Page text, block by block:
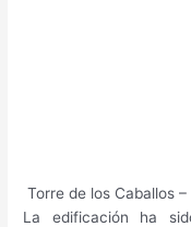
Torre de los Caballos
La edificación ha